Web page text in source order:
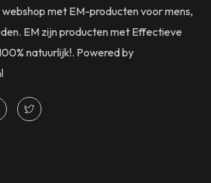
met EM-producten voor mens,
EM zijn producten met Effectieve
natuurlijk!. Powered by